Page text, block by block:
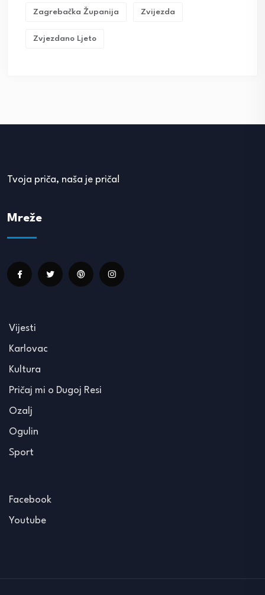
Zagrebačka Županija Zvijezda
Zvjezdano Ljeto
Tvoja priča, naša je priča!
Mreže
Vijesti
Karlovac
Kultura
Pričaj mi o Dugoj Resi
Ozalj
Ogulin
Sport
Facebook
Youtube